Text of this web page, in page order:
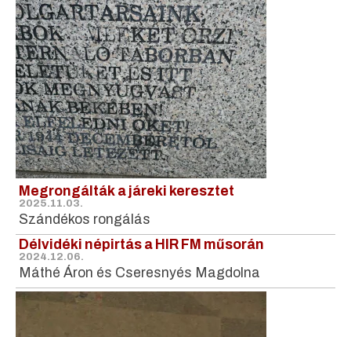
Megrongálták a járeki keresztet
2025.11.03.
Szándékos rongálás
Délvidéki népirtás a HIR FM műsorán
2024.12.06.
Máthé Áron és Cseresnyés Magdolna